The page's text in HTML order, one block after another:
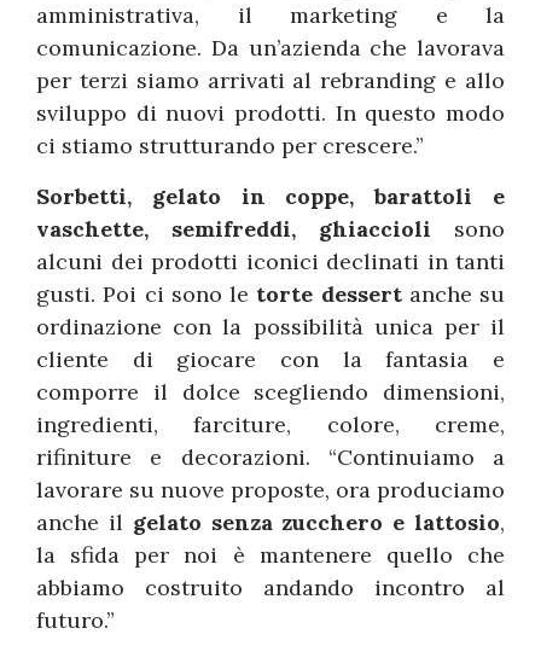
amministrativa, il marketing e la
comunicazione. Da un’azienda che lavorava
per terzi siamo arrivati al rebranding e allo
sviluppo di nuovi prodotti. In questo modo
ci stiamo strutturando per crescere.”
Sorbetti, gelato in coppe, barattoli e
vaschette, semifreddi, ghiaccioli sono
alcuni dei prodotti iconici declinati in tanti
gusti. Poi ci sono le torte dessertanche su
ordinazione con la possibilità unica per il
cliente di giocare con la fantasia e
comporre il dolce scegliendo dimensioni,
ingredienti, farciture, colore, creme,
rifiniture e decorazioni. “Continuiamo a
lavorare su nuove proposte, ora produciamo
anche il gelato senza zucchero e lattosio,
la sfida per noi è mantenere quello che
abbiamo costruito andando incontro al
futuro.”